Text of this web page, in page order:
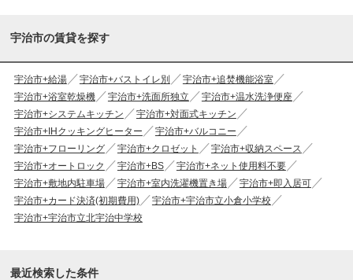
宇治市の賃貸を探す
宇治市+給湯 宇治市+バストイレ別
宇治市+追焚機能浴室
宇治市+浴室乾燥機
宇治市+洗面所独立
宇治市+温水洗浄便座
宇治市+システムキッチン
宇治市+対面式キッチン
宇治市+IHクッキングヒーター
宇治市+バルコニー
宇治市+フローリング
宇治市+クロゼット
宇治市+収納スペース
宇治市+オートロック
宇治市+BS
宇治市+ネット使用料不要
宇治市+敷地内駐車場
宇治市+室内洗濯機置き場
宇治市+即入居可
宇治市+カード決済(初期費用)
宇治市+宇治市立小倉小学校
宇治市+宇治市立北宇治中学校
最近検索した条件